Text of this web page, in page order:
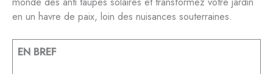
en un havre de paix, loin des nuisances souterraines.
EN BREF